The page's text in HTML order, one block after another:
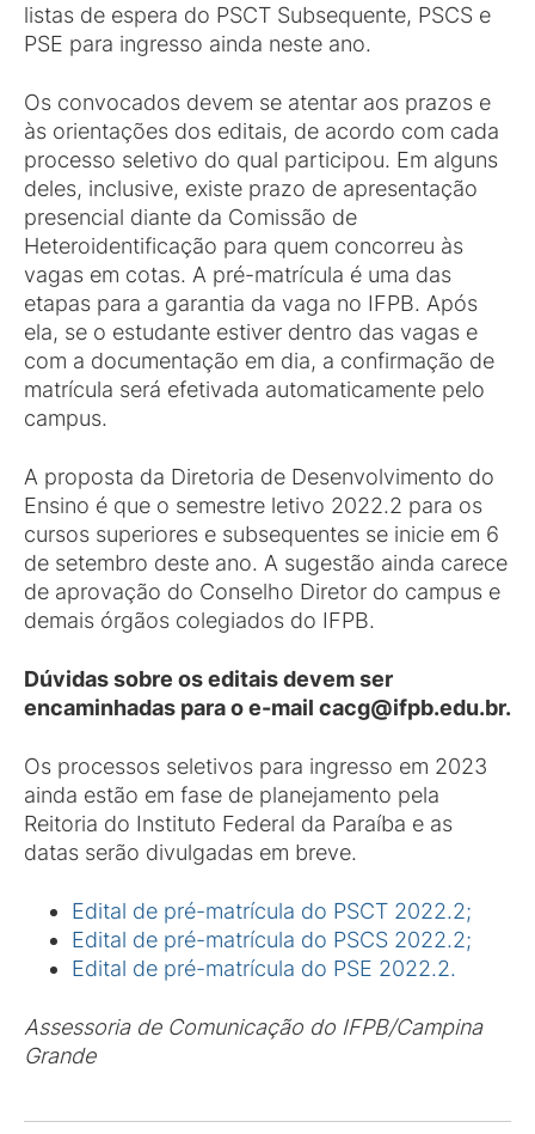
listas de espera do PSCT Subsequente, PSCS e
PSE para ingresso ainda neste ano.
Os convocados devem se atentar aos prazos e
às orientações dos editais, de acordo com cada
processo seletivo do qual participou. Em alguns
deles, inclusive, existe prazo de apresentação
presencial diante da Comissão de
Heteroidentificação para quem concorreu às
vagas em cotas. A pré-matrícula é uma das
etapas para a garantia da vaga no IFPB. Após
ela, se o estudante estiver dentro das vagas e
com a documentação em dia, a confirmação de
matrícula será efetivada automaticamente pelo
campus.
A proposta da Diretoria de Desenvolvimento do
Ensino é que o semestre letivo 2022.2 para os
cursos superiores e subsequentes se inicie em 6
de setembro deste ano. A sugestão ainda carece
de aprovação do Conselho Diretor do campus e
demais órgãos colegiados do IFPB.
Dúvidas sobre os editais devem ser
encaminhadas para o e-mail cacg@ifpb.edu.br.
Os processos seletivos para ingresso em 2023
ainda estão em fase de planejamento pela
Reitoria do Instituto Federal da Paraíba e as
datas serão divulgadas em breve.
Edital de pré-matrícula do PSCT 2022.2;
Edital de pré-matrícula do PSCS 2022.2;
Edital de pré-matrícula do PSE 2022.2.
Assessoria de Comunicação do IFPB/Campina
Grande